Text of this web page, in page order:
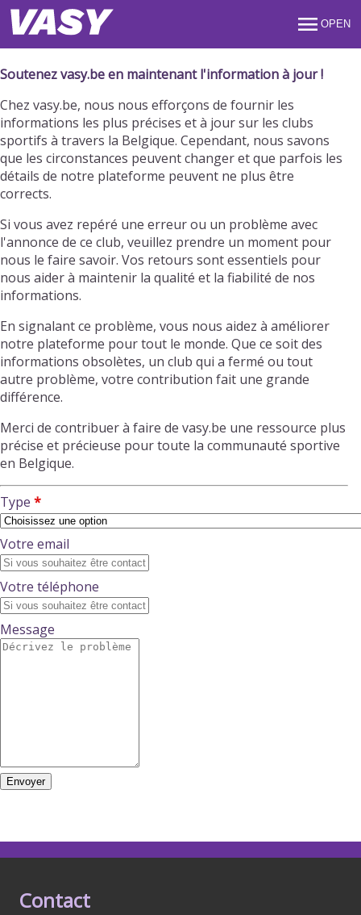
OPEN
Soutenez vasy.be en maintenant l'information à jour !
Chez vasy.be, nous nous efforçons de fournir les
informations les plus précises et à jour sur les clubs
sportifs à travers la Belgique. Cependant, nous savons
que les circonstances peuvent changer et que parfois les
détails de notre plateforme peuvent ne plus être
corrects.
Si vous avez repéré une erreur ou un problème avec
l'annonce de ce club, veuillez prendre un moment pour
nous le faire savoir. Vos retours sont essentiels pour
nous aider à maintenir la qualité et la fiabilité de nos
informations.
En signalant ce problème, vous nous aidez à améliorer
notre plateforme pour tout le monde. Que ce soit des
informations obsolètes, un club qui a fermé ou tout
autre problème, votre contribution fait une grande
différence.
Merci de contribuer à faire de vasy.be une ressource plus
précise et précieuse pour toute la communauté sportive
en Belgique.
Type
Votre email
Votre téléphone
Message
Envoyer
Contact